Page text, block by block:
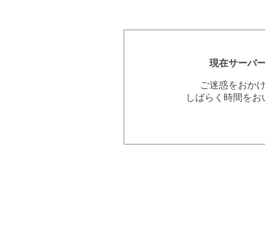
現在サーバ
ご迷惑をおか
しばらく時間を